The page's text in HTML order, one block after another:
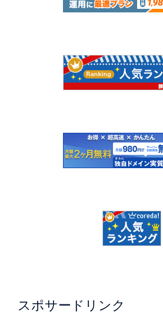
スポサードリンク